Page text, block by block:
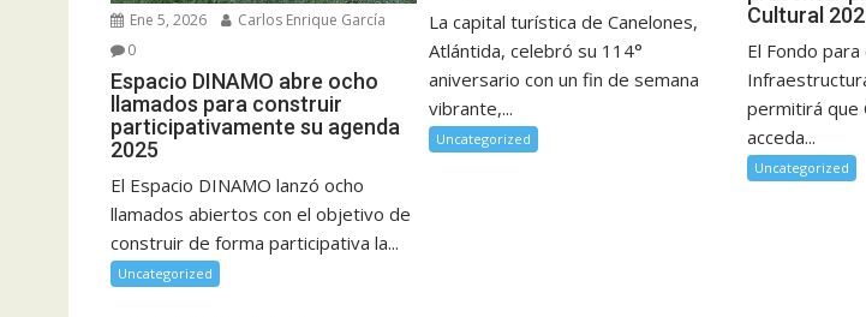
Ene 5, 2026
Carlos Enrique García
0
Espacio DINAMO abre ocho
llamados para construir
participativamente su agenda
2025
El Espacio DINAMO lanzó ocho
llamados abiertos con el objetivo de
construir de forma participativa la...
Uncategorized
La capital turística de Canelones,
Atlántida, celebró su 114°
aniversario con un fin de semana
vibrante,...
Uncategorized
Cultural
El Fondo
permitirá que
acceda...
Uncategorized